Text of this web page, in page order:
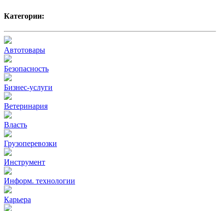
Категории:
Автотовары
Безопасность
Бизнес-услуги
Ветеринария
Власть
Грузоперевозки
Инструмент
Информ. технологии
Карьера